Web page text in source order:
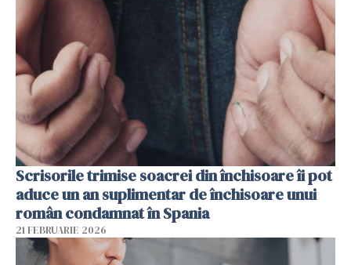
Scrisorile trimise soacrei din închisoare îi pot
aduce un an suplimentar de închisoare unui
român condamnat în Spania
21 FEBRUARIE 2026